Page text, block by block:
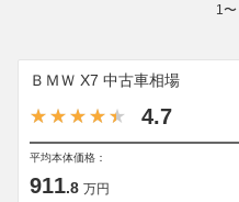
1 〜
ＢＭＷ X7 中古車相場
4.7
平均本体価格：
911.8 万円